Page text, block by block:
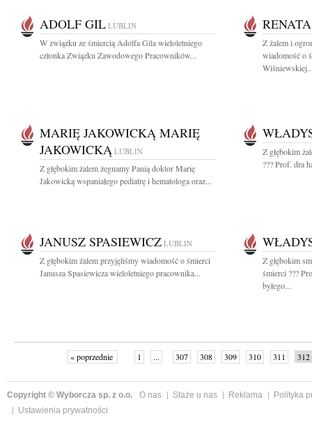
ADOLF GIL LUBLIN
W związku ze śmiercią Adolfa Gila wieloletniego
członka Związku Zawodowego Pracowników...
Z żalem i
wiadomość o
MARIĘ JAKOWICKĄ MARIĘ
JAKOWICKĄ LUBLIN
Z głębokim żalem żegnamy Panią doktor Marię
Jakowicką wspaniałego pediatrę i hematologa oraz...
Z głębokim
??? Prof. dra
JANUSZ SPASIEWICZ LUBLIN
Z głębokim żalem przyjęliśmy wiadomość o śmierci
Janusza Spasiewicza wieloletniego pracownika...
Z głębokim
śmierci ???
byłego...
« poprzednie 1 ... 307 308 309 310 311 312
Copyright © Wyborcza sp. z o.o. O nas Staże u nas Reklama
Polityka
Ustawienia prywatności